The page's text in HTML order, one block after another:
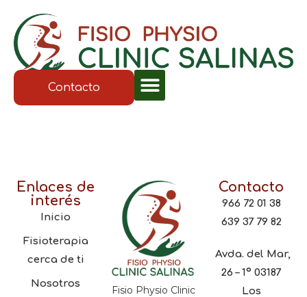
Contacto
Enlaces de
interés
Inicio
Fisioterapia
cerca de ti
Nosotros
Fisio Physio Clinic
Contacto
966 72 01 38
639 37 79 82
Avda. del Mar,
26 – 1º 03187
Los